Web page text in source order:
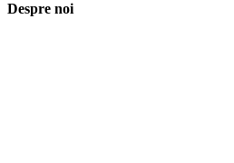
Despre noi